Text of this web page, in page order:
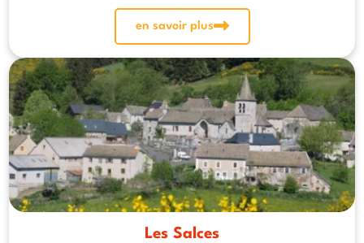
en savoir plus
Les Salces